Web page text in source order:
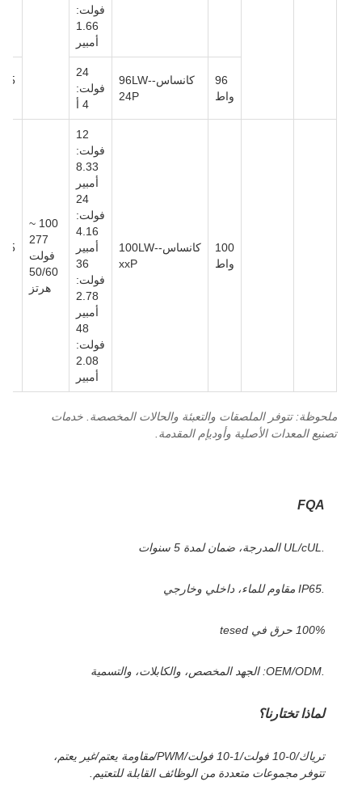
فولت:
1.66
أمبير
96
واط
كانساس-96LW-
24P
24
فولت:
4 أ
100
واط
كانساس-100LW-
xxP
12
فولت:
8.33
أمبير
24
فولت:
4.16
أمبير
36
فولت:
2.78
أمبير
48
فولت:
2.08
أمبير
100 ~
277
فولت
50/60
هرتز
ملحوظة: تتوفر الملصقات والتعبئة والحالات المخصصة. خدمات
تصنيع المعدات الأصلية وأوديإم المقدمة.
FQA
.UL/cUL المدرجة، ضمان لمدة 5 سنوات
.IP65 مقاوم للماء، داخلي وخارجي
100% حرق في tesed
.OEM/ODM: الجهد المخصص، والكابلات، والتسمية
لماذا تختارنا؟
ترياك/0-10 فولت/1-10 فولت/PWM/مقاومة يعتم/غير يعتم،
تتوفر مجموعات متعددة من الوظائف القابلة للتعتيم.